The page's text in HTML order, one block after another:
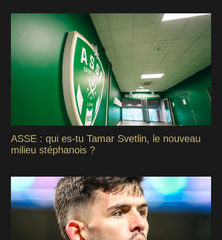
ASSE : qui es-tu Tamar Svetlin, le nouveau
milieu stéphanois ?